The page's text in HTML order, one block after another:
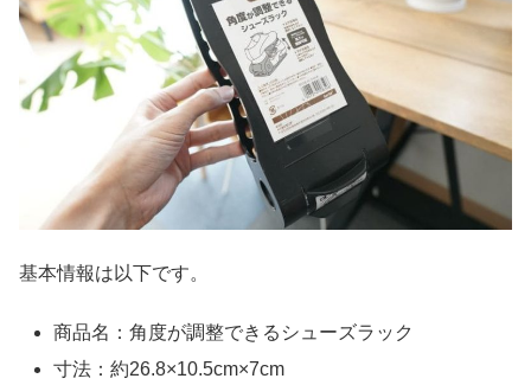
基本情報は以下です。
商品名：角度が調整できるシューズラック
寸法：約26.8×10.5cm×7cm